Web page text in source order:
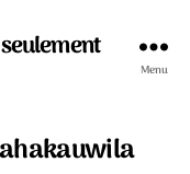
Menu